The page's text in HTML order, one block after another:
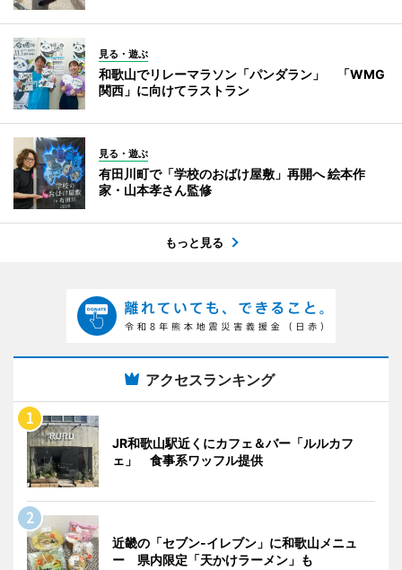
見る・遊ぶ
和歌山でリレーマラソン「パンダラン」 「WMG
関西」に向けてラストラン
見る・遊ぶ
有田川町で「学校のおばけ屋敷」再開へ 絵本作
家・山本孝さん監修
もっと見る
アクセスランキング
JR和歌山駅近くにカフェ＆バー「ルルカフ
ェ」 食事系ワッフル提供
近畿の「セブン-イレブン」に和歌山メニュ
ー 県内限定「天かけラーメン」も